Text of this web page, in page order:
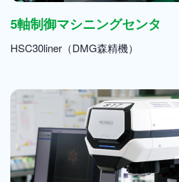
5軸制御マシニングセンタ
HSC30liner（DMG森精機）